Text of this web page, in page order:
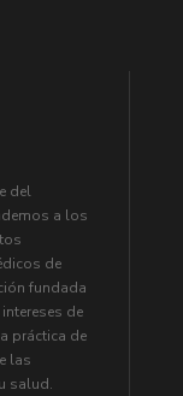
del
a los
de
fundada
de
práctica de
las
salud.